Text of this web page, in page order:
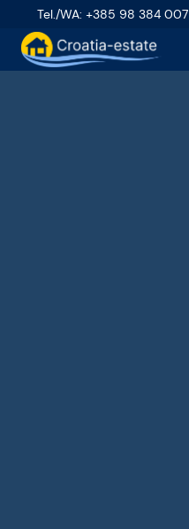
Tel./WA: +385 98 384 007